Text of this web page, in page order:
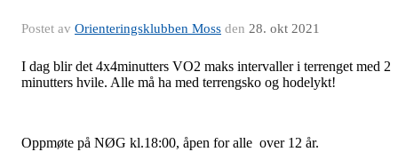
Postet av Orienteringsklubben Moss den 28. okt 2021
I dag blir det 4x4minutters VO2 maks intervaller i terrenget med 2
minutters hvile. Alle må ha med terrengsko og hodelykt!
Oppmøte på NØG kl.18:00, åpen for alle over 12 år.